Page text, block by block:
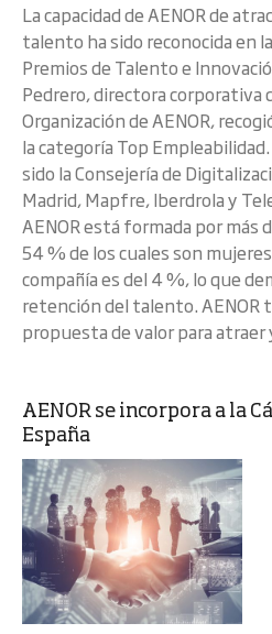
La capacidad de AENOR de
talento ha sido reconocida en
Premios de Talento e
Pedrero, directora corporativa
Organización de AENOR,
la categoría Top
sido la Consejería de
Madrid, Mapfre, Iberdrola y
AENOR está formada por más
54 % de los cuales son
compañía es del 4 %, lo que
retención del talento. AENOR
propuesta de valor para atraer
AENOR se incorpora a la
España